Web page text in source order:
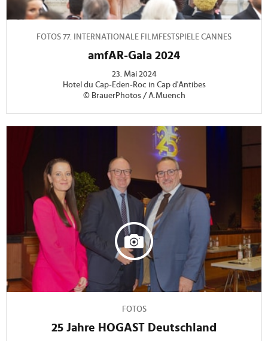
FOTOS 77. INTERNATIONALE FILMFESTSPIELE CANNES
amfAR-Gala 2024
23. Mai 2024
Hotel du Cap-Eden-Roc in Cap d'Antibes
© BrauerPhotos / A.Muench
FOTOS
25 Jahre HOGAST Deutschland